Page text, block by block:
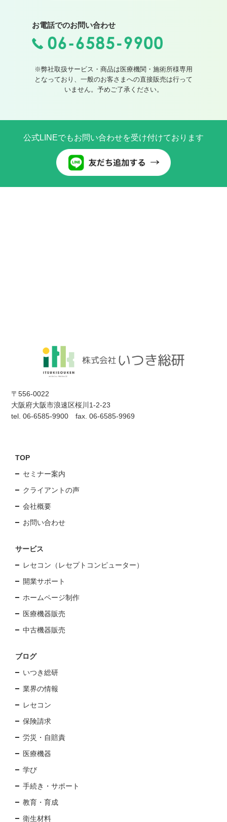
お電話でのお問い合わせ
※弊社取扱サービス・商品は医療機関・施術所様専用
となっており、一般のお客さまへの直接販売は行って
いません。予めご了承ください。
公式LINEでもお問い合わせを受け付けております
〒556-0022
大阪府大阪市浪速区桜川1-2-23
tel. 06-6585-9900 fax. 06-6585-9969
TOP
セミナー案内
クライアントの声
会社概要
お問い合わせ
サービス
レセコン（レセプトコンピューター）
開業サポート
ホームページ制作
医療機器販売
中古機器販売
ブログ
いつき総研
業界の情報
レセコン
保険請求
労災・自賠責
医療機器
学び
手続き・サポート
教育・育成
衛生材料